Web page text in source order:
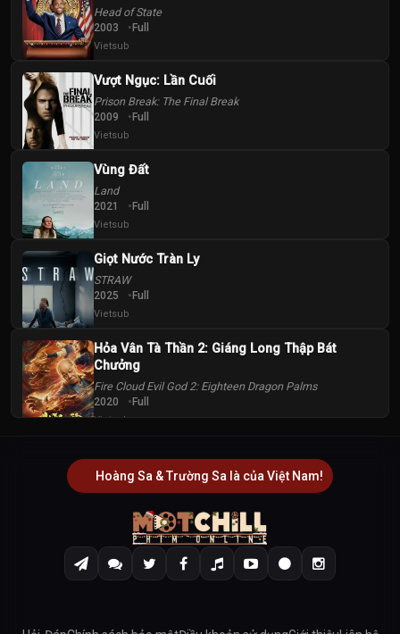
Head of State
2003 Full
Vietsub
Vượt Ngục: Lần Cuối
Prison Break: The Final Break
2009 Full
Vietsub
Vùng Đất
Land
2021 Full
Vietsub
Giọt Nước Tràn Ly
STRAW
2025 Full
Vietsub
Hỏa Vân Tà Thần 2: Giáng Long Thập Bát
Chưởng
Fire Cloud Evil God 2: Eighteen Dragon Palms
2020 Full
Vietsub
Hoàng Sa & Trường Sa là của Việt Nam!